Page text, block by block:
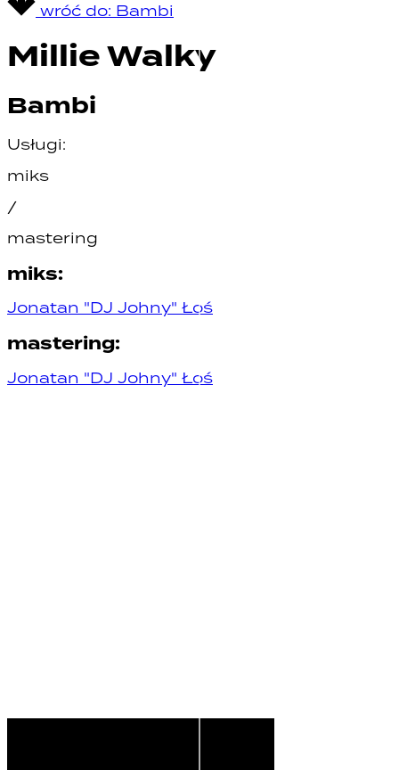
wróć do: Bambi
Millie Walky
Bambi
Usługi:
miks
/
mastering
miks:
Jonatan "DJ Johny" Łoś
mastering:
Jonatan "DJ Johny" Łoś